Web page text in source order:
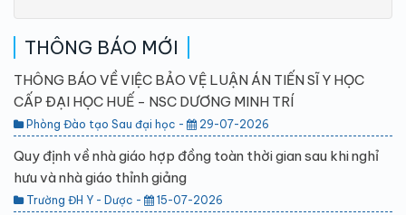
THÔNG BÁO MỚI
THÔNG BÁO VỀ VIỆC BẢO VỆ LUẬN ÁN TIẾN SĨ Y HỌC
CẤP ĐẠI HỌC HUẾ - NSC DƯƠNG MINH TRÍ
Phòng Đào tạo Sau đại học - 29-07-2026
Quy định về nhà giáo hợp đồng toàn thời gian sau khi nghỉ
hưu và nhà giáo thỉnh giảng
Trường ĐH Y - Dược - 15-07-2026